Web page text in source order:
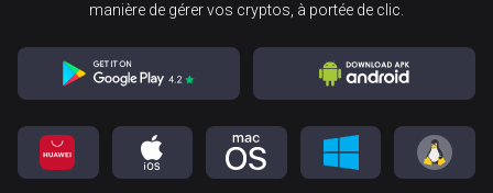
manière de gérer vos cryptos, à portée de clic.